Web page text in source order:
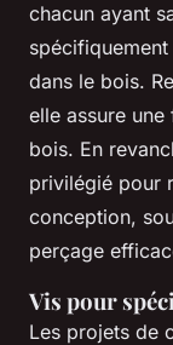
chacun ayant
dans le bois.
elle assure
bois. En
privilégié pour
conception,
perçage
Vis pour
Les projets de